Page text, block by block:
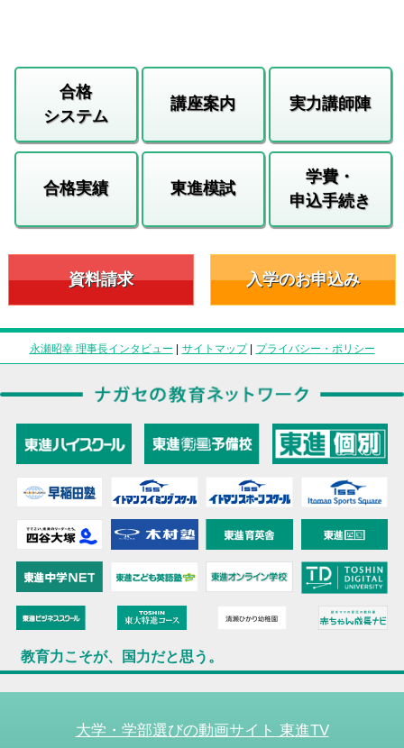
合格
システム
講座案内 実力講師陣
合格実績 東進模試
学費・
申込手続き
資料請求 入学のお申込み
永瀬昭幸 理事長インタビュー | サイトマップ| プライバシー・ポリシー
教育力こそが、国力だと思う。
大学・学部選びの動画サイト 東進TV